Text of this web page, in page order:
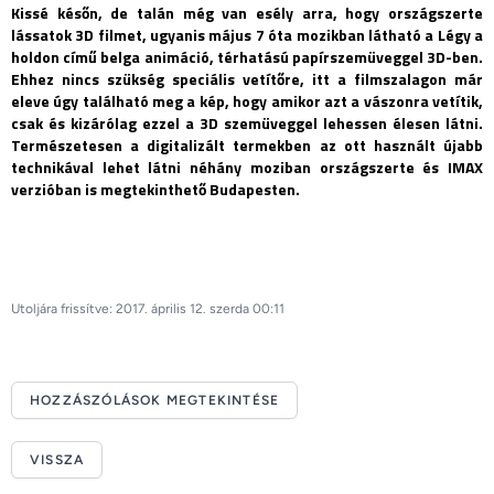
Kissé későn, de talán még van esély arra, hogy országszerte
lássatok 3D filmet, ugyanis május 7 óta mozikban látható a Légy a
holdon című belga animáció, térhatású papírszemüveggel 3D-ben.
Ehhez nincs szükség speciális vetítőre, itt a filmszalagon már
eleve úgy található meg a kép, hogy amikor azt a vászonra vetítik,
csak és kizárólag ezzel a 3D szemüveggel lehessen élesen látni.
Természetesen a digitalizált termekben az ott használt újabb
technikával lehet látni néhány moziban országszerte és IMAX
verzióban is megtekinthető Budapesten.
Utoljára frissítve: 2017. április 12. szerda 00:11
HOZZÁSZÓLÁSOK MEGTEKINTÉSE
VISSZA